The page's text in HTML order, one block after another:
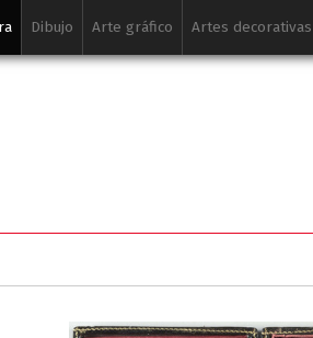
Dibujo Arte gráfico Artes decorativas